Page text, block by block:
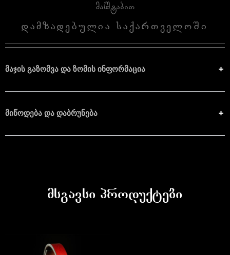
მასშტაბით
დამზადებულია საქართველოში
მაჯის გაზომვა და ზომის ინფორმაცია
მიწოდება და დაბრუნება
მსგავსი პროდუქტები